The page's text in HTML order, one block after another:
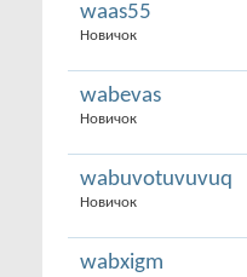
waas55
Новичок
wabevas
Новичок
wabuvotuvuvuq
Новичок
wabxigm